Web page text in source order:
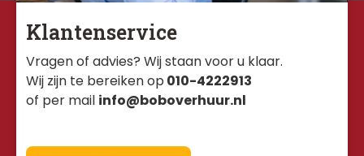
Klantenservice
Vragen of advies? Wij staan voor u klaar.
Wij zijn te bereiken op 010-4222913
of per mail info@boboverhuur.nl